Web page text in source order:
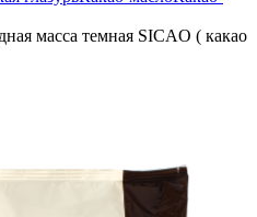
масса темная SICAO ( какао